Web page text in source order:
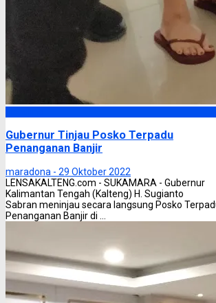
Gubernur Tinjau Posko Terpadu
Penanganan Banjir
maradona - 29 Oktober 2022
LENSAKALTENG.com - SUKAMARA - Gubernur
Kalimantan Tengah (Kalteng) H. Sugianto
Sabran meninjau secara langsung Posko
Penanganan Banjir di ...